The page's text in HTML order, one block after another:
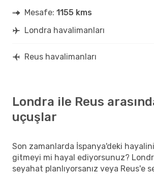
EasyjetDirekt
REU- LON
Mesafe: 1155 kms
Londra havalimanları
Reus havalimanları
Londra ile Reus
uçuşlar
Son zamanlarda İspanya'deki
gitmeyi mi hayal ediyorsunuz?
seyahat planlıyorsanız veya Reus'e